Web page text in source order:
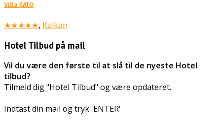
Villa ŞATO
★★★★★, Kalkan
Hotel Tilbud på mail
Vil du være den første til at slå til de nyeste Hotel
tilbud?
Tilmeld dig "Hotel Tilbud" og være opdateret.
Indtast din mail og tryk 'ENTER'